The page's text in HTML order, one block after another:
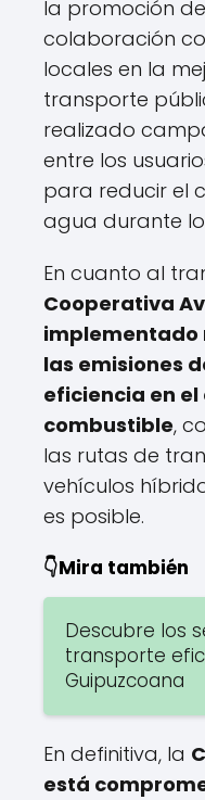
la promoción
colaboración
locales en la
transporte
realizado
entre los
para reducir el
agua durante
En cuanto al
Cooperativa
implementado
las emisiones
eficiencia en el
combustible,
las rutas de
vehículos
es posible.
👇Mira también
Descubre los
transporte
Guipuzcoana
En definitiva, la
está